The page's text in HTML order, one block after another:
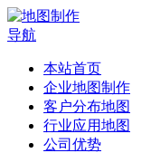
导航
本站首页
企业地图制作
客户分布地图
行业应用地图
公司优势